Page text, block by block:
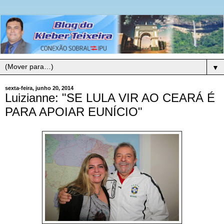
▼
sexta-feira, junho 20, 2014
Luizianne: "SE LULA VIR AO CEARÁ É
PARA APOIAR EUNÍCIO"